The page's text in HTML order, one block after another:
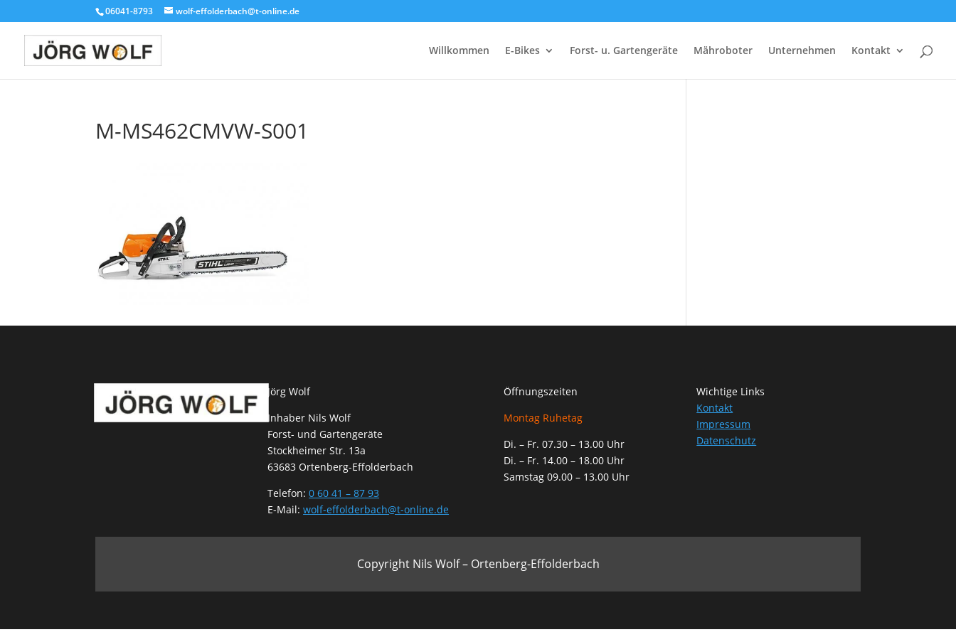
06041-8793 wolf-effolderbach@t-online.de
Willkommen E-Bikes Forst- u. Gartengeräte Mähroboter Unternehmen Kontakt
M-MS462CMVW-S001
Jörg Wolf
Inhaber Nils Wolf
Forst- und Gartengeräte
Stockheimer Str. 13a
63683 Ortenberg-Effolderbach
Telefon:0 60 41 – 87 93
E-Mail:wolf-effolderbach@t-online.de
Öffnungszeiten
Montag Ruhetag
Di. – Fr. 07.30 – 13.00 Uhr
Di. – Fr. 14.00 – 18.00 Uhr
Samstag 09.00 – 13.00 Uhr
Wichtige Links
Kontakt
Impressum
Datenschutz
Copyright Nils Wolf – Ortenberg-Effolderbach